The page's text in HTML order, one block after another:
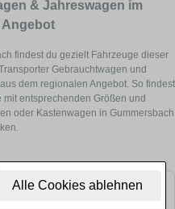
Alle Cookies ablehnen
& Jahreswagen im
findest du gezielt Fahrzeuge dieser
Gebrauchtwagen und
dem regionalen Angebot. So findest
entsprechenden Größen und
oder Kastenwagen in Gummersbach